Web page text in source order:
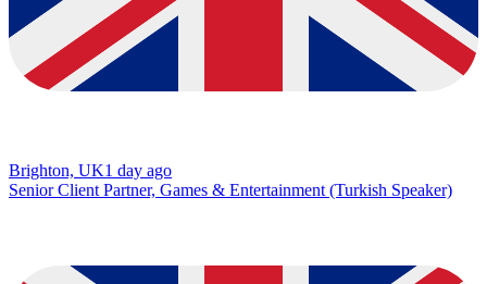
Brighton, UK1 day ago
Senior Client Partner, Games & Entertainment (Turkish Speaker)